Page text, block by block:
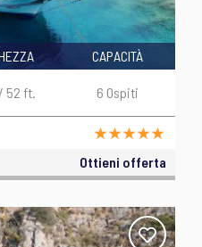
52 ft.
CAPACITÀ
6 Ospiti
Ottieni offerta